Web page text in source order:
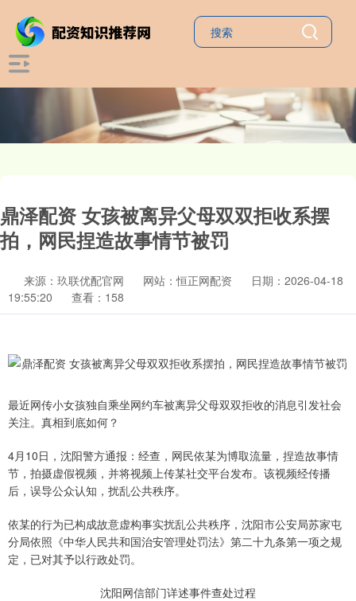
鼎泽配资 女孩被离异父母双双拒收系摆
拍，网民捏造故事情节被罚
来源：玖联优配官网 网站：恒正网配资
日期：2026-04-18
19:55:20
查看：158
最近网传小女孩独自乘坐网约车被离异父母双双拒收的消息引发社会
关注。真相到底如何？
4月10日，沈阳警方通报：经查，网民依某为博取流量，捏造故事情
节，拍摄虚假视频，并将视频上传某社交平台发布。该视频经传播
后，误导公众认知，扰乱公共秩序。
依某的行为已构成故意虚构事实扰乱公共秩序，沈阳市公安局苏家屯
分局依照《中华人民共和国治安管理处罚法》第二十九条第一项之规
定，已对其予以行政处罚。
沈阳网信部门详述事件查处过程